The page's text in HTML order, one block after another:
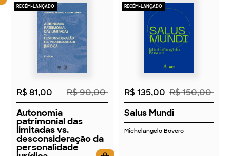
RECÉM-LANÇADO
2026
R$ 81,00
R$ 90,00
Autonomia
patrimonial das
limitadas vs.
desconsideração da
personalidade
RECÉM-LANÇADO
2026
R$ 135,00 R$ 150,00
Salus Mundi
Michelangelo Bovero